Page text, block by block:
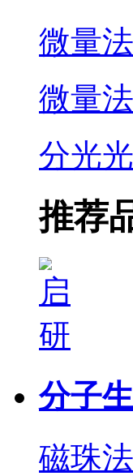
微量
微量
分光
推荐
分子
磁珠